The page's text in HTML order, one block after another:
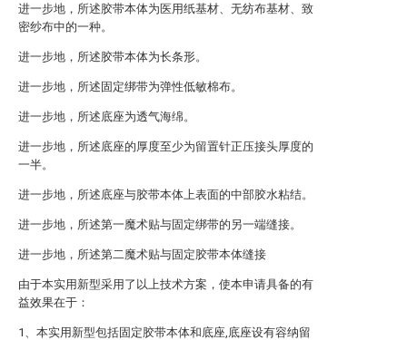
进一步地，所述胶带本体为医用纸基材、无纺布基材、致
密纱布中的一种。
进一步地，所述胶带本体为长条形。
进一步地，所述固定绑带为弹性低敏棉布。
进一步地，所述底座为透气海绵。
进一步地，所述底座的厚度至少为留置针正压接头厚度的
一半。
进一步地，所述底座与胶带本体上表面的中部胶水粘结。
进一步地，所述第一魔术贴与固定绑带的另一端缝接。
进一步地，所述第二魔术贴与固定胶带本体缝接
由于本实用新型采用了以上技术方案，使本申请具备的有
益效果在于：
1、本实用新型包括固定胶带本体和底座,底座设有容纳留